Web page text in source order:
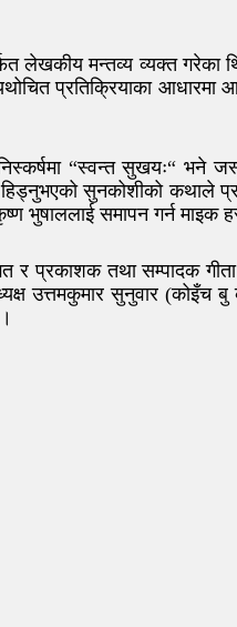
लेखकीय मन्तव्य व्यक्त
प्रतिक्रियाका आधारमा
निस्कर्षमा “स्वन्त सुखयः“
सुनकोशीको कथाले
समापन गर्न माइक
र प्रकाशक तथा सम्पादक
उत्तमकुमार सुनुवार